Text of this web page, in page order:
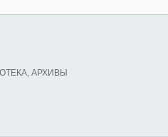
АРХИВЫ